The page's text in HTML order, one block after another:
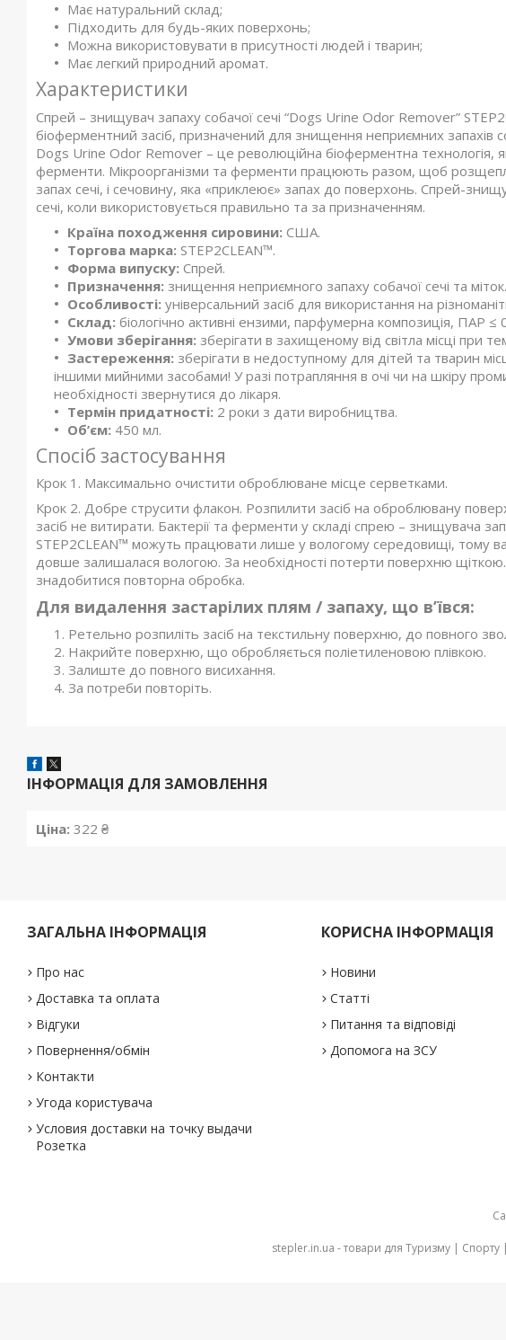
Має натуральний склад;
Підходить для будь-яких поверхонь;
Можна використовувати в присутності людей і тварин;
Має легкий природний аромат.
Характеристики
Спрей – знищувач запаху собачої сечі “Dogs Urine Odor Remover”
біоферментний засіб, призначений для знищення неприємних запахів
Dogs Urine Odor Remover – це революційна біоферментна технологія,
ферменти. Мікроорганізми та ферменти працюють разом, щоб
запах сечі, і сечовину, яка «приклеює» запах до поверхонь. Спрей-
сечі, коли використовується правильно та за призначенням.
Країна походження сировини: США.
Торгова марка: STEP2CLEAN™.
Форма випуску: Спрей.
Призначення: знищення неприємного запаху собачої сечі та міток.
Особливості: універсальний засіб для використання на
Склад: біологічно активні ензими, парфумерна композиція, ПАР ≤
Умови зберігання: зберігати в захищеному від світла місці при
Застереження: зберігати в недоступному для дітей та тварин
іншими мийними засобами! У разі потрапляння в очі чи на шкіру
необхідності звернутися до лікаря.
Термін придатності: 2 роки з дати виробництва.
Об’єм: 450 мл.
Спосіб застосування
Крок 1. Максимально очистити оброблюване місце серветками.
Крок 2. Добре струсити флакон. Розпилити засіб на оброблювану
засіб не витирати. Бактерії та ферменти у складі спрею – знищувача
STEP2CLEAN™ можуть працювати лише у вологому середовищі, тому
довше залишалася вологою. За необхідності потерти поверхню щіткою.
знадобитися повторна обробка.
Для видалення застарілих плям / запаху, що в’ївся:
Ретельно розпиліть засіб на текстильну поверхню, до повного
Накрийте поверхню, що обробляється поліетиленовою плівкою.
Залиште до повного висихання.
За потреби повторіть.
ІНФОРМАЦІЯ ДЛЯ ЗАМОВЛЕННЯ
Ціна: 322 ₴
ЗАГАЛЬНА ІНФОРМАЦІЯ
Про нас
Доставка та оплата
Відгуки
Повернення/обмін
Контакти
Угода користувача
Условия доставки на точку выдачи
Розетка
КОРИСНА ІНФОРМАЦІЯ
Новини
Статті
Питання та відповіді
Допомога на ЗСУ